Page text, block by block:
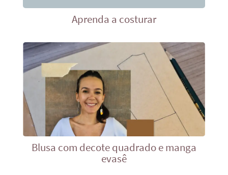
Aprenda a costurar
Blusa com decote quadrado e manga
evasê